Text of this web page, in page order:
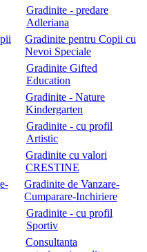
Gradinite - predare
Adleriana
Gradinite pentru Copii cu
Nevoi Speciale
Gradinite Gifted
Education
Gradinite - Nature
Kindergarten
Gradinite - cu profil
Artistic
Gradinite cu valori
CRESTINE
Gradinite de Vanzare-
Cumparare-Inchiriere
Gradinite - cu profil
Sportiv
Consultanta